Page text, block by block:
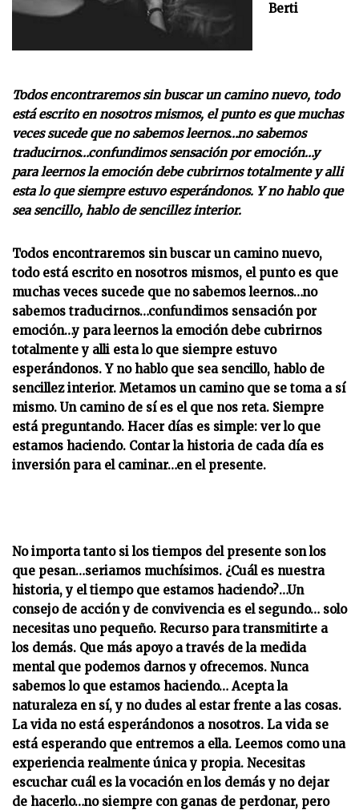
Berti
Todos encontraremos sin buscar un camino nuevo, todo
está escrito en nosotros mismos, el punto es que muchas
veces sucede que no sabemos leernos…no sabemos
traducirnos…confundimos sensación por emoción…y
para leernos la emoción debe cubrirnos totalmente y alli
esta lo que siempre estuvo esperándonos. Y no hablo que
sea sencillo, hablo de sencillez interior.
Todos encontraremos sin buscar un camino nuevo,
todo está escrito en nosotros mismos, el punto es que
muchas veces sucede que no sabemos leernos…no
sabemos traducirnos…confundimos sensación por
emoción…y para leernos la emoción debe cubrirnos
totalmente y alli esta lo que siempre estuvo
esperándonos. Y no hablo que sea sencillo, hablo de
sencillez interior. Metamos un camino que se toma a sí
mismo. Un camino de sí es el que nos reta. Siempre
está preguntando. Hacer días es simple: ver lo que
estamos haciendo. Contar la historia de cada día es
inversión para el caminar…en el presente.
No importa tanto si los tiempos del presente son los
que pesan…seriamos muchísimos. ¿Cuál es nuestra
historia, y el tiempo que estamos haciendo?…Un
consejo de acción y de convivencia es el segundo… solo
necesitas uno pequeño. Recurso para transmitirte a
los demás. Que más apoyo a través de la medida
mental que podemos darnos y ofrecemos. Nunca
sabemos lo que estamos haciendo… Acepta la
naturaleza en sí, y no dudes al estar frente a las cosas.
La vida no está esperándonos a nosotros. La vida se
está esperando que entremos a ella. Leemos como una
experiencia realmente única y propia. Necesitas
escuchar cuál es la vocación en los demás y no dejar
de hacerlo…no siempre con ganas de perdonar, pero